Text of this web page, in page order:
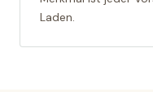
Laden.